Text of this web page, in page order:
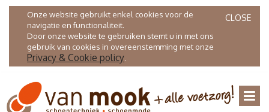
CLOSE
Onze website gebruikt enkel cookies voor de
navigatie en functionaliteit.
Door onze website te gebruiken stemt u in met ons
gebruik van cookies in overeenstemming met onze
Privacy & Cookie policy.